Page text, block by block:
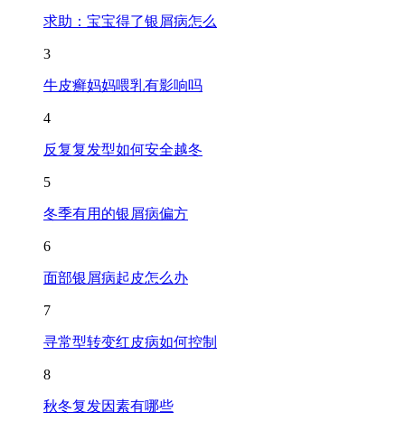
求助：宝宝得了银屑病怎么
3
牛皮癣妈妈喂乳有影响吗
4
反复复发型如何安全越冬
5
冬季有用的银屑病偏方
6
面部银屑病起皮怎么办
7
寻常型转变红皮病如何控制
8
秋冬复发因素有哪些